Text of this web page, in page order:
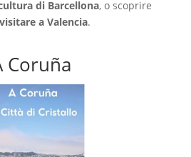
di Barcellona, o scoprire
a Valencia.
Coruña